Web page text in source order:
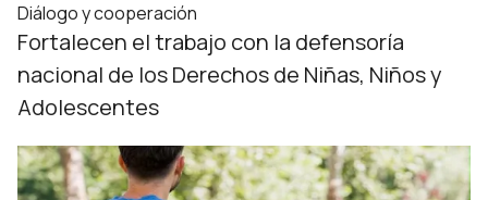
Diálogo y cooperación
Fortalecen el trabajo con la defensoría
nacional de los Derechos de Niñas, Niños y
Adolescentes